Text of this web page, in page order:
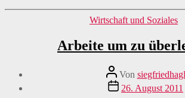
Kategorien
Wirtschaft und Soziales
Arbeite um zu
Beitragsautor
Von siegfriedhagl
Beitragsdatum
26. August 2011